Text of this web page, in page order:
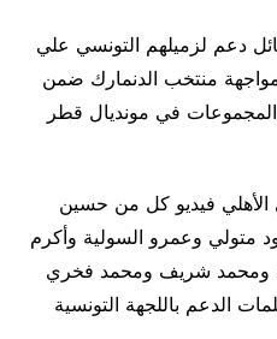
دعم لزميلهم التونسي علي
مواجهة منتخب الدنمارك ضمن
المجموعات في مونديال قطر
فيديو كل من حسين
وعمرو السولية وأكرم
ومحمد شريف ومحمد فخري
الدعم باللجهة التونسية